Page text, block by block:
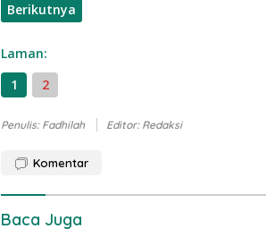
Berikutnya
Laman:
1
2
Penulis: Fadhilah Editor: Redaksi
Komentar
Baca Juga